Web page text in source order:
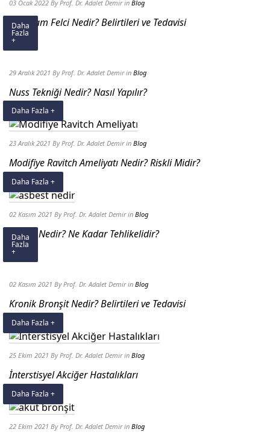
03 Ocak 2022 By Prof. Dr. Adalet Demir in Blog
Diyafram Felci Nedir? Belirtileri ve Tedavisi
Daha
Fazla
+
29 Aralık 2021 By Prof. Dr. Adalet Demir in Blog
Nuss Tekniği Nedir? Nasıl Yapılır?
Daha Fazla +
23 Aralık 2021 By Prof. Dr. Adalet Demir in Blog
Modifiye Ravitch Ameliyatı Nedir? Riskli Midir?
Daha Fazla +
02 Kasım 2021 By Prof. Dr. Adalet Demir in Blog
Asbest Nedir? Ne Kadar Tehlikelidir?
Daha
Fazla
+
02 Kasım 2021 By Prof. Dr. Adalet Demir in Blog
Kronik Bronşit Nedir? Belirtileri ve Tedavisi
Daha Fazla +
25 Ekim 2021 By Prof. Dr. Adalet Demir in Blog
İnterstisyel Akciğer Hastalıkları
Daha Fazla +
22 Ekim 2021 By Prof. Dr. Adalet Demir in Blog